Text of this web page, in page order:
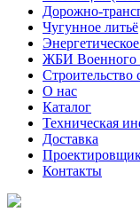
Дорожно-
Чугунное литьё
ЖБИ Военного
О нас
Каталог
Техническая
Доставка
Контакты